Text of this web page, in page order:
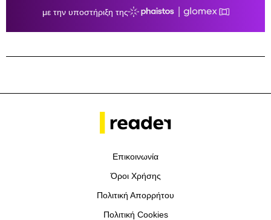
Επικοινωνία
Όροι Χρήσης
Πολιτική Απορρήτου
Πολιτική Cookies